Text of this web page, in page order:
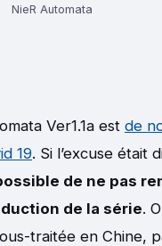
NieR Automata
Ver1.1a est de
19. Si l’excuse était
de ne pas
de la série.
traitée en Chine,